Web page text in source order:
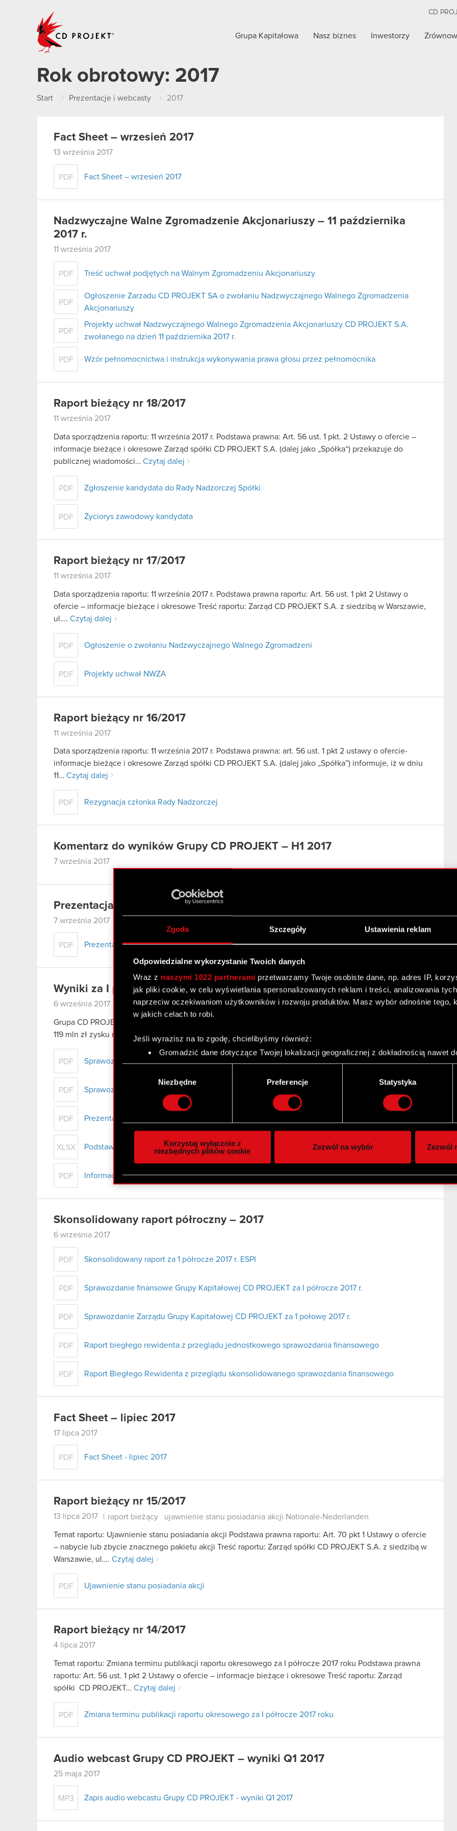
Zgoda Szczegóły Ustawienia reklam
Odpowiedzialne wykorzystanie Twoich danych
Wraz z naszymi 1022 partnerami przetwarzamy Twoje osobiste dane, np. adres IP,
jak pliki cookie, w celu wyświetlania spersonalizowanych reklam i treści, analizowania
naprzeciw oczekiwaniom użytkowników i rozwoju produktów. Masz wybór odnośnie tego,
w jakich celach to robi.
Jeśli wyrazisz na to zgodę, chcielibyśmy również:
Gromadzić dane dotyczące Twojej lokalizacji geograficznej z dokładnością nawet
Identyfikować Twoje urządzenie, aktywnie analizując charakteryzującego je zbiory
Dowiedz się więcej odnośnie tego, jak Twoje osobiste dane są przetwarzane oraz ustaw
szczegółów . W Deklaracji plików cookie możesz zmienić lub wycofać swoją zgodę w
Wykorzystujemy pliki cookie do spersonalizowania treści i reklam, aby oferować funkcje
społecznościowym, reklamowym i analitycznym. Partnerzy mogą połączyć te informacje
otrzymanymi od Ciebie lub uzyskanymi podczas korzystania z ich usług. Kontynuując
zgadasz się na używanie plików cookie.
Niezbędne Preferencje Statystyka
Korzystaj wyłącznie z
niezbędnych plików cookie
Zezwól na wybór Zezwól
CD
Grupa Kapitałowa Nasz biznes Inwestorzy
Rok obrotowy: 2017
Start Prezentacje i webcasty 2017
Fact Sheet – wrzesień 2017
13 września 2017
PDF Fact Sheet – wrzesień 2017
Nadzwyczajne Walne Zgromadzenie Akcjonariuszy – 11 października
2017 r.
11 września 2017
PDF Treść uchwał podjętych na Walnym Zgromadzeniu Akcjonariuszy
PDF
Ogłoszenie Zarzadu CD PROJEKT SA o zwołaniu Nadzwyczajnego Walnego Zgromadzenia
Akcjonariuszy
PDF
Projekty uchwał Nadzwyczajnego Walnego Zgromadzenia Akcjonariuszy CD PROJEKT S.A.
zwołanego na dzień 11 października 2017 r.
PDF Wzór pełnomocnictwa i instrukcja wykonywania prawa głosu przez pełnomocnika
Raport bieżący nr 18/2017
11 września 2017
Data sporządzenia raportu: 11 września 2017 r. Podstawa prawna: Art. 56 ust. 1 pkt. 2 Ustawy o ofercie –
informacje bieżące i okresowe Zarząd spółki CD PROJEKT S.A. (dalej jako „Spółka“) przekazuje do
publicznej wiadomości… Czytaj dalej
PDF Zgłoszenie kandydata do Rady Nadzorczej Spółki
PDF Życiorys zawodowy kandydata
Raport bieżący nr 17/2017
11 września 2017
Data sporządzenia raportu: 11 września 2017 r. Podstawa prawna raportu: Art. 56 ust. 1 pkt 2 Ustawy o
ofercie – informacje bieżące i okresowe Treść raportu: Zarząd CD PROJEKT S.A. z siedzibą w Warszawie,
ul…. Czytaj dalej
PDF Ogłoszenie o zwołaniu Nadzwyczajnego Walnego Zgromadzeni
PDF Projekty uchwał NWZA
Raport bieżący nr 16/2017
11 września 2017
Data sporządzenia raportu: 11 września 2017 r. Podstawa prawna: art. 56 ust. 1 pkt 2 ustawy o ofercie-
informacje bieżące i okresowe Zarząd spółki CD PROJEKT S.A. (dalej jako „Spółka”) informuje, iż w dniu
11… Czytaj dalej
PDF Rezygnacja członka Rady Nadzorczej
Komentarz do wyników Grupy CD PROJEKT – H1 2017
7 września 2017
Prezentacja Grupy CD PROJEKT – wyniki H1 2017
7 września 2017
PDF Prezentacja Grupy CD PROJEKT – wyniki H1 2017
Wyniki za I półrocze 2017 r.
6 września 2017
Grupa CD PROJEKT wypracowała w pierwszej połowie 2017 roku 255 mln zł przychodów ze sprzedaży i
119 mln zł zysku netto….
Czytaj dalej
PDF Sprawozdanie finansowe Grupy Kapitałowej CD PROJEKT za I półrocze 2017 r.
PDF Sprawozdanie Zarządu z działalności Grupy Kapitałowej CD PROJEKT za I półrocze 2017 r.
PDF Prezentacja Grupy CD PROJEKT – wyniki H1 2017
XLSX Podstawowe dane finansowe - H1 2017
PDF Informacja prasowa - wyniki H1 2017
Skonsolidowany raport półroczny – 2017
6 września 2017
PDF Skonsolidowany raport za 1 półrocze 2017 r. ESPI
PDF Sprawozdanie finansowe Grupy Kapitałowej CD PROJEKT za I półrocze 2017 r.
PDF Sprawozdanie Zarządu Grupy Kapitałowej CD PROJEKT za 1 połowę 2017 r.
PDF Raport biegłego rewidenta z przeglądu jednostkowego sprawozdania finansowego
PDF Raport Biegłego Rewidenta z przeglądu skonsolidowanego sprawozdania finansowego
Fact Sheet – lipiec 2017
17 lipca 2017
PDF Fact Sheet - lipiec 2017
Raport bieżący nr 15/2017
13 lipca 2017 raport bieżący ujawnienie stanu posiadania akcji Nationale-Nederlanden
Temat raportu: Ujawnienie stanu posiadania akcji Podstawa prawna raportu: Art. 70 pkt 1 Ustawy o ofercie
– nabycie lub zbycie znacznego pakietu akcji Treść raportu: Zarząd spółki CD PROJEKT S.A. z siedzibą w
Warszawie, ul…. Czytaj dalej
PDF Ujawnienie stanu posiadania akcji
Raport bieżący nr 14/2017
4 lipca 2017
Temat raportu: Zmiana terminu publikacji raportu okresowego za I półrocze 2017 roku Podstawa prawna
raportu: Art. 56 ust. 1 pkt 2 Ustawy o ofercie – informacje bieżące i okresowe Treść raportu: Zarząd
spółki CD PROJEKT… Czytaj dalej
PDF Zmiana terminu publikacji raportu okresowego za I półrocze 2017 roku
Audio webcast Grupy CD PROJEKT – wyniki Q1 2017
25 maja 2017
MP3 Zapis audio webcastu Grupy CD PROJEKT - wyniki Q1 2017